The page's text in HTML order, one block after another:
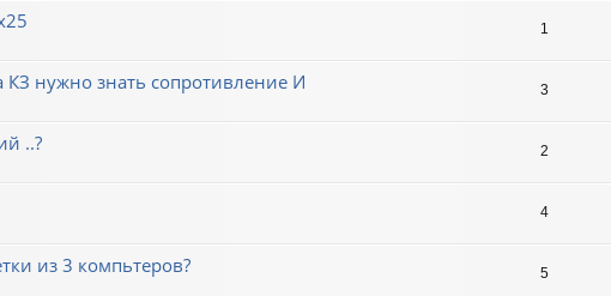
1
КЗ нужно знать сопротивление И 3
..? 2
4
из 3 компьтеров? 5